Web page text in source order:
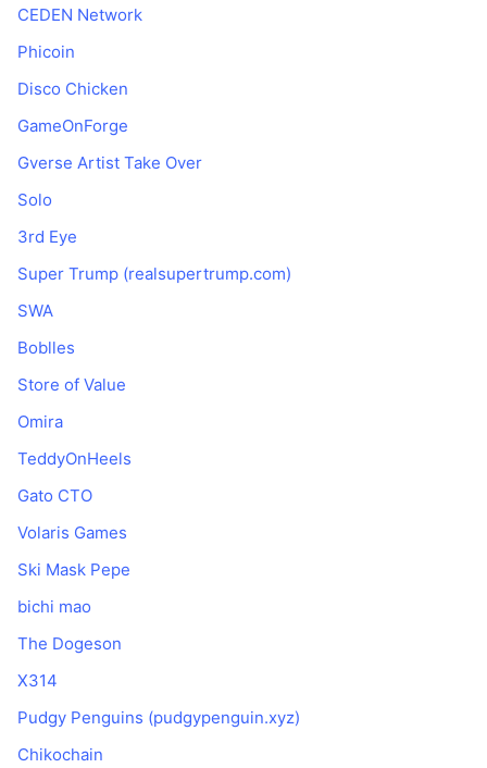
CEDEN Network
Phicoin
Disco Chicken
GameOnForge
Gverse Artist Take Over
Solo
3rd Eye
Super Trump (realsupertrump.com)
SWA
Boblles
Store of Value
Omira
TeddyOnHeels
Gato CTO
Volaris Games
Ski Mask Pepe
bichi mao
The Dogeson
X314
Pudgy Penguins (pudgypenguin.xyz)
Chikochain